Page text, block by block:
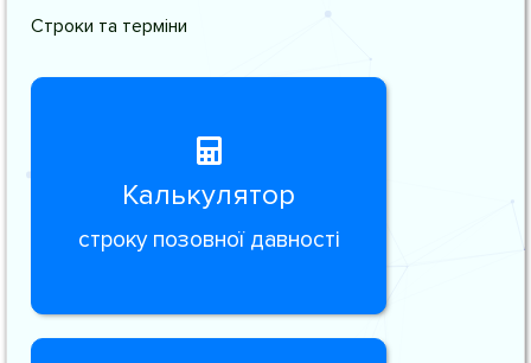
Строки та терміни
Калькулятор
строку позовної давності